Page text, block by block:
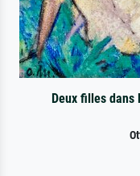
Deux filles dans